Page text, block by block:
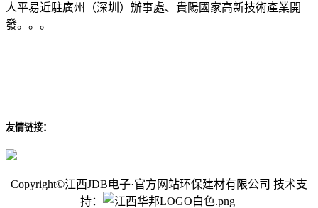
人平易近駐廣州（深圳）辦事處、貴陽國家高新技術產業開
發。。。
友情链接：
Copyright©江西JDB电子·官方网站环保建材有限公司 技术支
持：